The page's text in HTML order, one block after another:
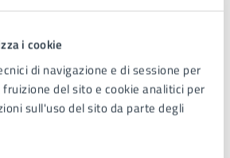
i cookie
di navigazione e di sessione per
del sito e cookie analitici per
sull'uso del sito da parte degli
-1
+1
+2
copertura